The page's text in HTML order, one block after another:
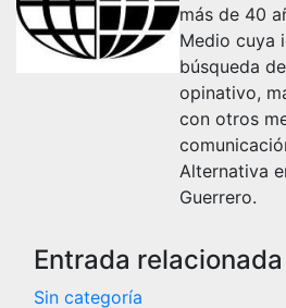
más de 40
Medio cuya
búsqueda
opinativo,
con otros
Alternativa
Guerrero.
Entrada relacionada
Sin categoría